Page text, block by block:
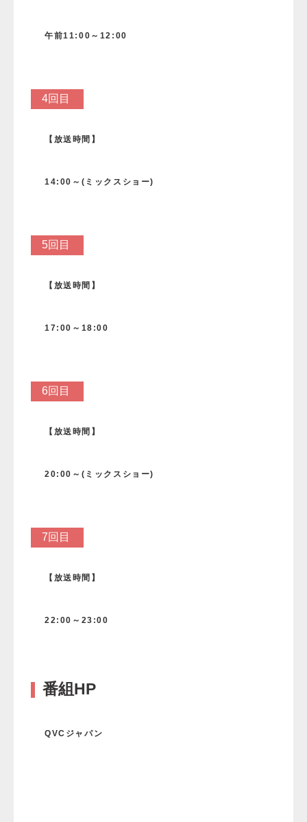
午前11:00～ 12:00
4回目
【放送時間】
14:00～(ミックスショー)
5回目
【放送時間】
17:00～ 18:00
6回目
【放送時間】
20:00～(ミックスショー)
7回目
【放送時間】
22:00～ 23:00
番組HP
QVCジャパン